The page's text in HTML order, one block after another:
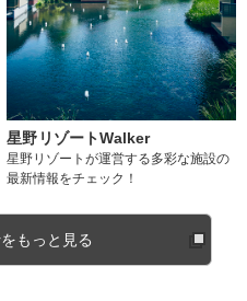
星野リゾートWalker
星野リゾートが運営する多彩な施設の
最新情報をチェック！
もっと見る